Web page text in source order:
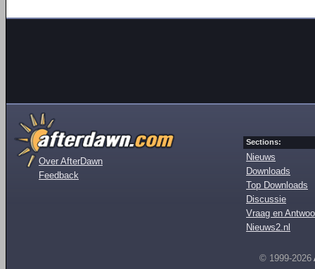
Over AfterDawn
Feedback
Sections:
Nieuws
Downloads
Top Downloads
Discussie
Vraag en
Nieuws2.nl
© 1999-2026